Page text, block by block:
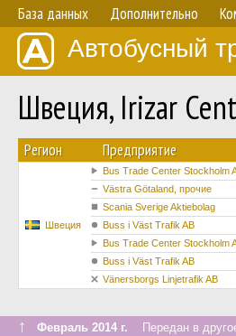
База данных Дополнительно
Автобусный
Швеция, Irizar
Регион Предприятие
Швеция
Bus Trade Center Stockholm
Västra Götaland, прочие
Scania Sverige Aktiebolag
Buss i Väst Trafik AB
Bus Trade Center Stockholm
Buss i Väst Trafik AB
Vänersborgs Linjetrafik AB
↑ Февраль 2014 г. Передан в